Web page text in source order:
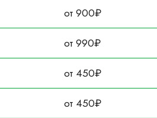
от 900₽
от 990₽
от 450₽
от 450₽